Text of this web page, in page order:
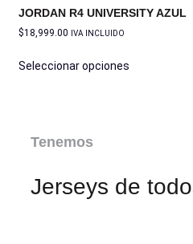
JORDAN R4 UNIVERSITY AZUL
$18,999.00 IVA INCLUIDO
Seleccionar opciones
Tenemos
Jerseys de